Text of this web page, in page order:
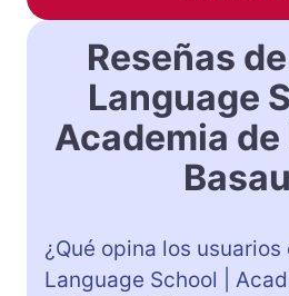
Reseñas
Language
Academia
¿Qué opina los usuarios
Language School |